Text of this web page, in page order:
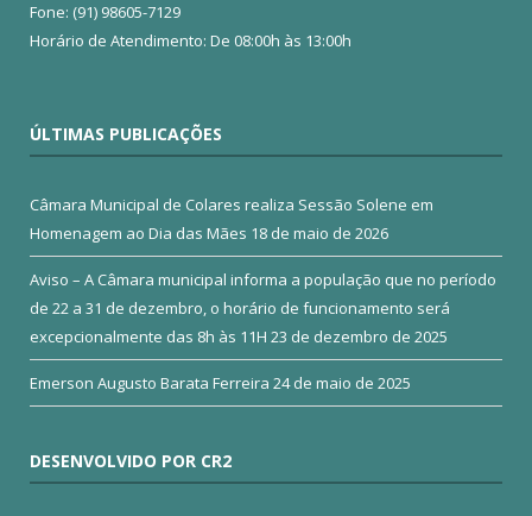
Fone: (91) 98605-7129
Horário de Atendimento: De 08:00h às 13:00h
ÚLTIMAS PUBLICAÇÕES
Câmara Municipal de Colares realiza Sessão Solene em
Homenagem ao Dia das Mães 18 de maio de 2026
Aviso – A Câmara municipal informa a população que no período
de 22 a 31 de dezembro, o horário de funcionamento será
excepcionalmente das 8h às 11H 23 de dezembro de 2025
Emerson Augusto Barata Ferreira 24 de maio de 2025
DESENVOLVIDO POR CR2